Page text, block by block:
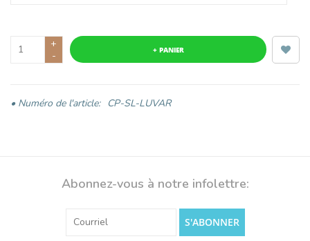
+
-
+ PANIER
• Numéro de l'article: CP-SL-LUVAR
Abonnez-vous à notre infolettre:
S'ABONNER